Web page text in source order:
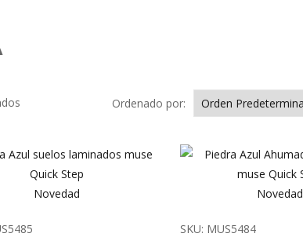
Ordenado por:
Novedad Novedad
SKU: MUS5484